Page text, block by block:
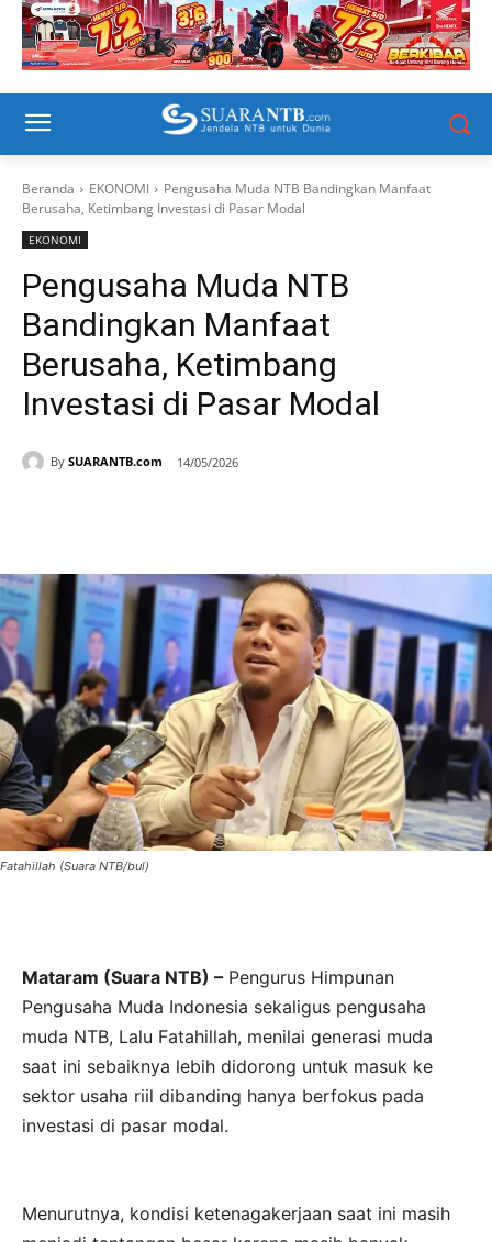
Beranda EKONOMI
Pengusaha Muda NTB Bandingkan Manfaat
Berusaha, Ketimbang Investasi di Pasar Modal
EKONOMI
Pengusaha Muda NTB
Bandingkan Manfaat
Berusaha, Ketimbang
Investasi di Pasar Modal
By SUARANTB.com 14/05/2026
Fatahillah (Suara NTB/bul)
Mataram (Suara NTB) – Pengurus Himpunan
Pengusaha Muda Indonesia sekaligus pengusaha
muda NTB, Lalu Fatahillah, menilai generasi muda
saat ini sebaiknya lebih didorong untuk masuk ke
sektor usaha riil dibanding hanya berfokus pada
investasi di pasar modal.
Menurutnya, kondisi ketenagakerjaan saat ini masih